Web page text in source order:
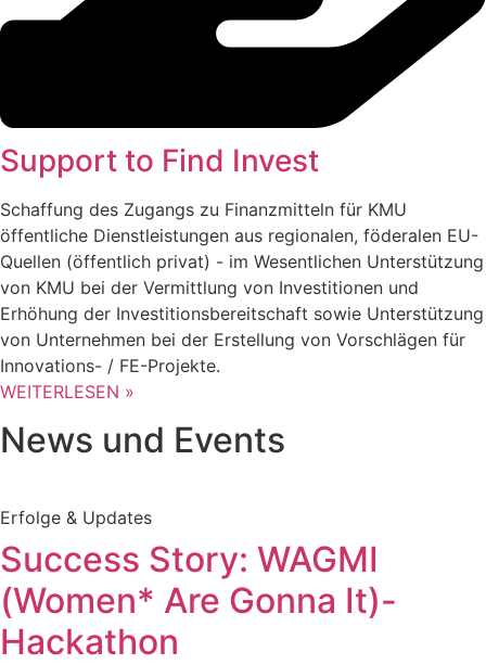
Support to Find Invest
Schaffung des Zugangs zu Finanzmitteln für KMU
öffentliche Dienstleistungen aus regionalen, föderalen EU-
Quellen (öffentlich privat) - im Wesentlichen Unterstützung
von KMU bei der Vermittlung von Investitionen und
Erhöhung der Investitionsbereitschaft sowie Unterstützung
von Unternehmen bei der Erstellung von Vorschlägen für
Innovations- / FE-Projekte.
WEITERLESEN »
News und Events
Erfolge & Updates
Success Story: WAGMI
(Women* Are Gonna It)-
Hackathon